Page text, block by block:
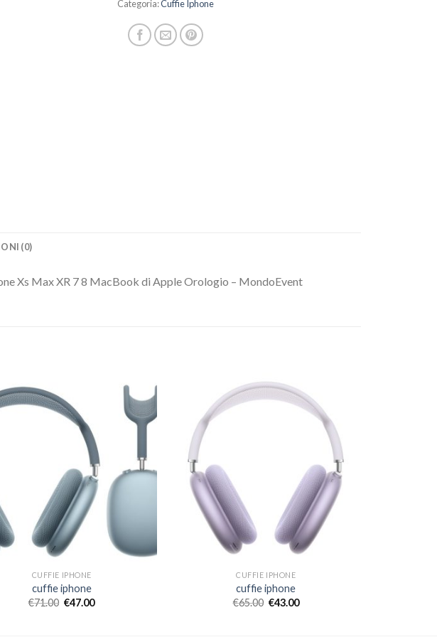
Categoria:Cuffie Iphone
(0)
Xs Max XR 7 8 MacBook di Apple Orologio – MondoEvent
CUFFIE IPHONE
cuffie iphone
€71.00 €47.00
CUFFIE IPHONE
cuffie iphone
€65.00 €43.00